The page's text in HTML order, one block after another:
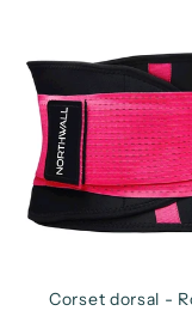
Corset dorsal -